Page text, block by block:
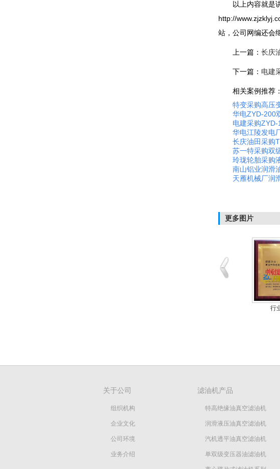
以上内容就是讲
http://
站，公司网编还会
上一篇： 长庆
下一篇： 电建
相关案例推荐：
特变采购高压
华电ZYD-200
电建采购
华电江陵发电
长庆油田采购
苏一特采购双
玲珑轮胎采购
南山铝业润滑
天雁机械厂润
更多图片
行
关于公司
组织机构
企业文化
公司环境
业务介绍
滤油机产品
特高绝缘油真空滤油机
润滑液压油真空滤油机
汽机透平油真空滤油机
单双级变压器油滤油机